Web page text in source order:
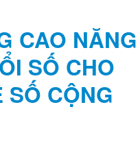
CAO NĂNG
SỐ CHO
SỐ CỘNG